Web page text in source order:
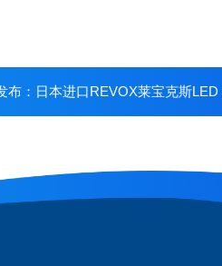
：日本进口REVOX莱宝克斯LED 光纤照